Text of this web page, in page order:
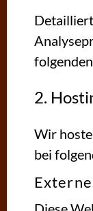
2.
Wir
bei